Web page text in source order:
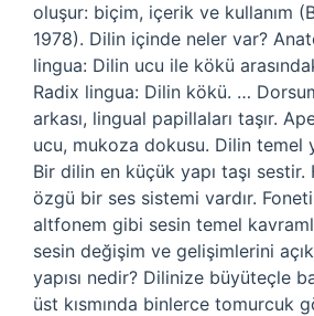
oluşur: biçim, içerik ve kullanım
1978). Dilin içinde neler var?
lingua: Dilin ucu ile kökü
Radix lingua: Dilin kökü. …
arkası, lingual papillaları taşır.
ucu, mukoza dokusu. Dilin temel
Bir dilin en küçük yapı taşı
özgü bir ses sistemi vardır.
altfonem gibi sesin temel
sesin değişim ve gelişimlerini
yapısı nedir? Dilinize büyüteçle
üst kısmında binlerce tomurcuk